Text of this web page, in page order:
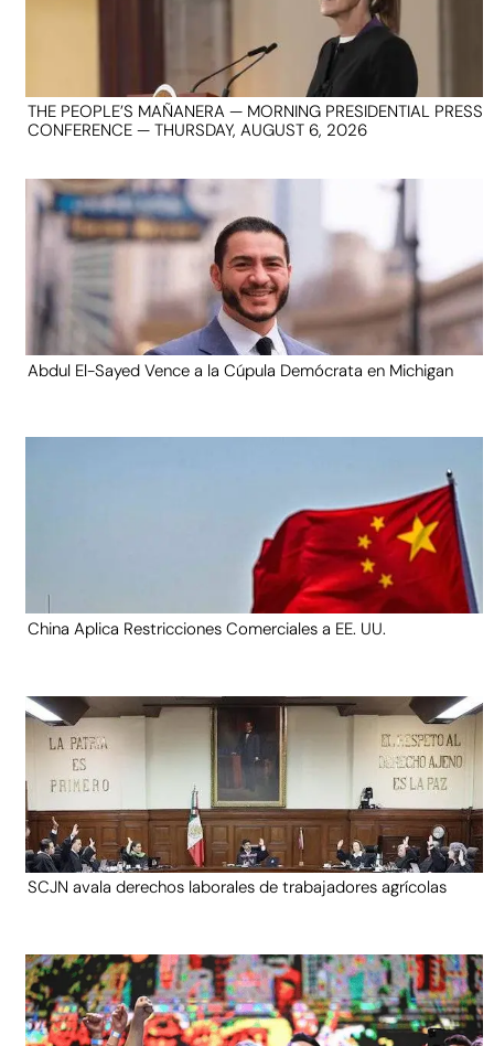
THE PEOPLE’S MAÑANERA — MORNING PRESIDENTIAL PRESS
CONFERENCE — THURSDAY, AUGUST 6, 2026
Abdul El-Sayed Vence a la Cúpula Demócrata en Michigan
China Aplica Restricciones Comerciales a EE. UU.
SCJN avala derechos laborales de trabajadores agrícolas